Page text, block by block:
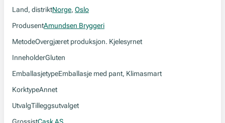
Land, distriktNorge, Oslo
ProdusentAmundsen Bryggeri
MetodeOvergjæret produksjon. Kjelesyrnet
InneholderGluten
EmballasjetypeEmballasje med pant, Klimasmart
KorktypeAnnet
UtvalgTilleggsutvalget